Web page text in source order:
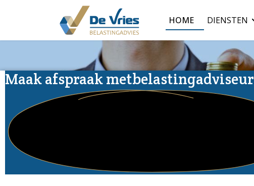
HOME DIENSTEN
Maak afspraak metbelastingadviseur